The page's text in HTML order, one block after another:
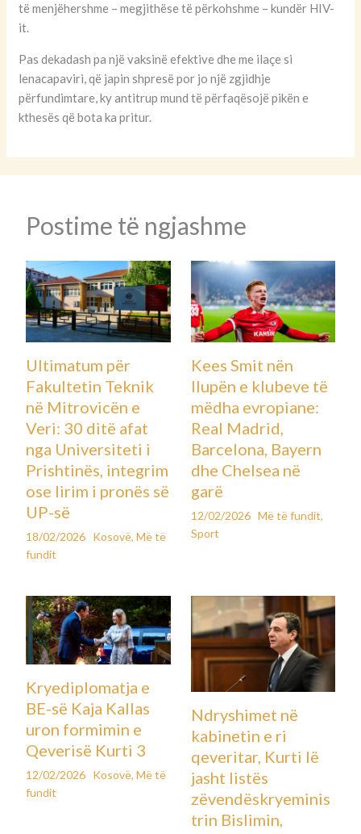
të menjëhershme – megjithëse të përkohshme – kundër HIV-
it.
Pas dekadash pa një vaksinë efektive dhe me ilaçe si
lenacapaviri, që japin shpresë por jo një zgjidhje
përfundimtare, ky antitrup mund të përfaqësojë pikën e
kthesës që bota ka pritur.
Pesë vite pas hekurave – Kurti
publikon letrën për Hagën:
Kërkoj lirimin e Thaçit, Veselit,
Selimit dhe Krasniqit!
Leave a Comment
Koha e parashikuar e leximit: 2 minuta
05 nentor 2025
Kryeministri i Kosovës, Albin Kurti, ka reaguar fuqishëm
përmes një postimi në Facebook lidhur mepesëvjetorin e
paraburgimit të ish-krerëve të UÇK-së në Hagë
, duke e
quajtur mbajtjen e tyre të mëtejshme pa arsye ligjore dhe
morale.
Kurti kujtoi se menjëherë pas homazheve të mbajtura më 5
nëntor 2020 te varri i Astrit Deharit, Rexhep Selimi ishte
dërguar në burgun e Hagës, ku vazhdon të qëndrojë edhe sot.
Ai përmendi se krahas Selimit, në paraburgim prej pesë vitesh